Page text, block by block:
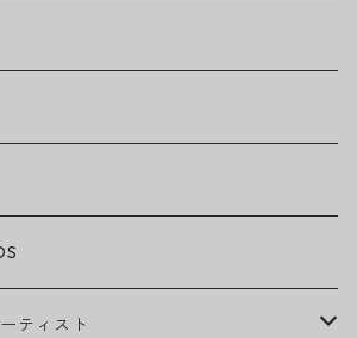
THE ROAM
ティスト